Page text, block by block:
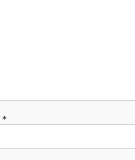
*